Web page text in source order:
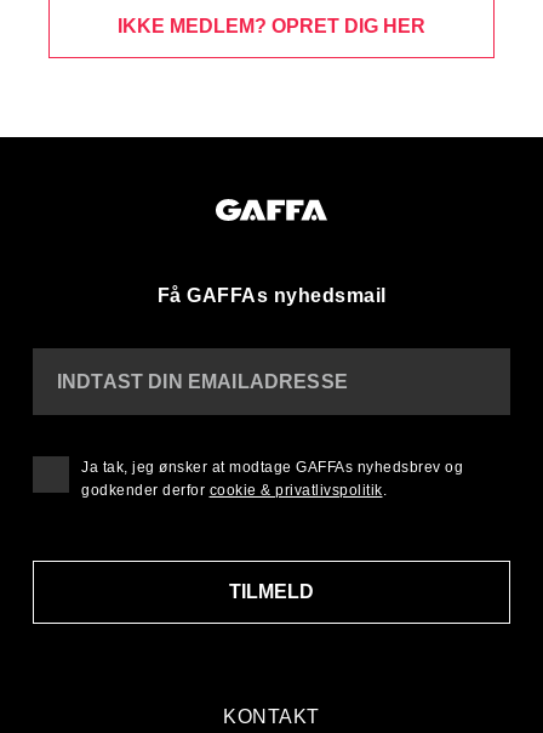
IKKE MEDLEM? OPRET DIG HER
Få GAFFAs nyhedsmail
KONTAKT
INDTAST DIN EMAILADRESSE
TILMELD
Ja tak, jeg ønsker at modtage GAFFAs nyhedsbrev og
godkender derfor cookie & privatlivspolitik